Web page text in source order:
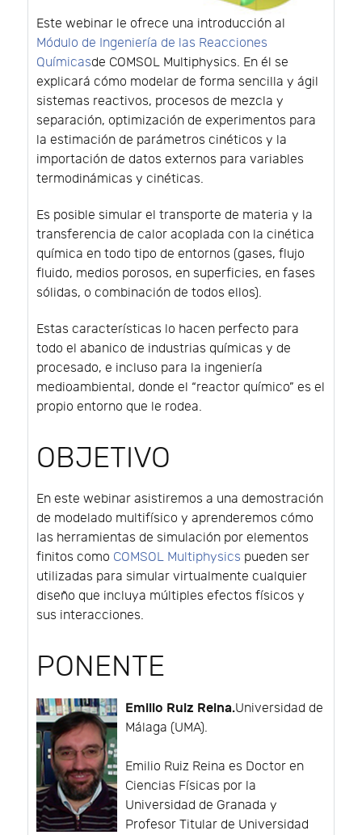
Este webinar le ofrece una introducción al
Módulo de Ingeniería de las Reacciones
Químicasde COMSOL Multiphysics. En él se
explicará cómo modelar de forma sencilla y ágil
sistemas reactivos, procesos de mezcla y
separación, optimización de experimentos para
la estimación de parámetros cinéticos y la
importación de datos externos para variables
termodinámicas y cinéticas.
Es posible simular el transporte de materia y la
transferencia de calor acoplada con la cinética
química en todo tipo de entornos (gases, flujo
fluido, medios porosos, en superficies, en fases
sólidas, o combinación de todos ellos).
Estas características lo hacen perfecto para
todo el abanico de industrias químicas y de
procesado, e incluso para la ingeniería
medioambiental, donde el “reactor químico” es el
propio entorno que le rodea.
OBJETIVO
En este webinar asistiremos a una demostración
de modelado multifísico y aprenderemos cómo
las herramientas de simulación por elementos
finitos como COMSOL Multiphysics pueden ser
utilizadas para simular virtualmente cualquier
diseño que incluya múltiples efectos físicos y
sus interacciones.
PONENTE
Emilio Ruiz Reina.Universidad de
Málaga (UMA).
Emilio Ruiz Reina es Doctor en
Ciencias Físicas por la
Universidad de Granada y
Profesor Titular de Universidad